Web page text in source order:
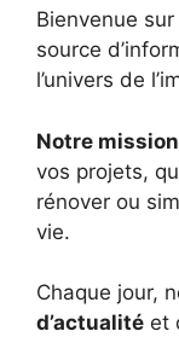
Bienvenue sur
source
l’univers de
Notre
vos projets,
rénover ou
vie.
Chaque jour,
d’actualité et